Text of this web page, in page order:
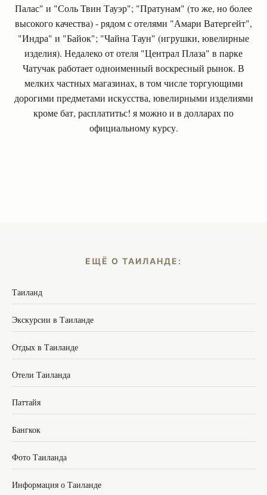
Палас" и "Соль Твин Тауэр"; "Пратунам" (то же, но более
высокого качества) - рядом с отелями "Амари Ватергейт",
"Индра" и "Байок"; "Чайна Таун" (игрушки, ювелирные
изделия). Недалеко от отеля "Централ Плаза" в парке
Чатучак работает одноименный воскресный рынок. В
мелких частных магазинах, в том числе торгующими
дорогими предметами искусства, ювелирными изделиями
кроме бат, расплатитьс! я можно и в долларах по
официальному курсу.
ЕЩЁ О ТАИЛАНДЕ:
Таиланд
Экскурсии в Таиланде
Отдых в Таиланде
Отели Таиланда
Паттайя
Бангкок
Фото Таиланда
Информация о Таиланде